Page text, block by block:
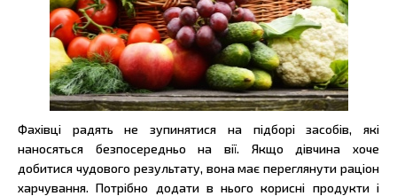
Фахівці радять не зупинятися на підборі засобів, які
наносяться безпосередньо на вії. Якщо дівчина хоче
добитися чудового результату, вона має переглянути раціон
харчування. Потрібно додати в нього корисні продукти і